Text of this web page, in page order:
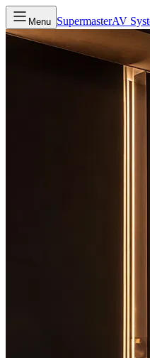
Menu SupermasterAV